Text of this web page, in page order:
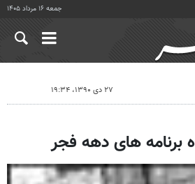
جمعه ۱۶ مرداد ۱۴۰۵
۲۷ دی ۱۳۹۰، ۱۹:۳۴
برنامه های دهه فجر